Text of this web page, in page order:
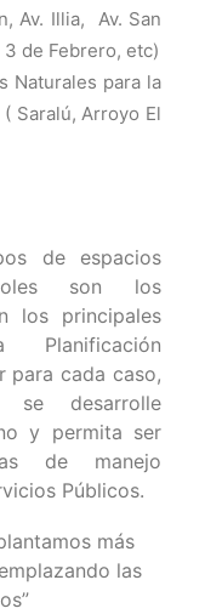
Av. Illia, Av. San
de Febrero, etc)
Naturales para la
Saralú, Arroyo El
de espacios
son los
los principales
Planificación
para cada caso,
se desarrolle
y permita ser
de manejo
Públicos.
más
las